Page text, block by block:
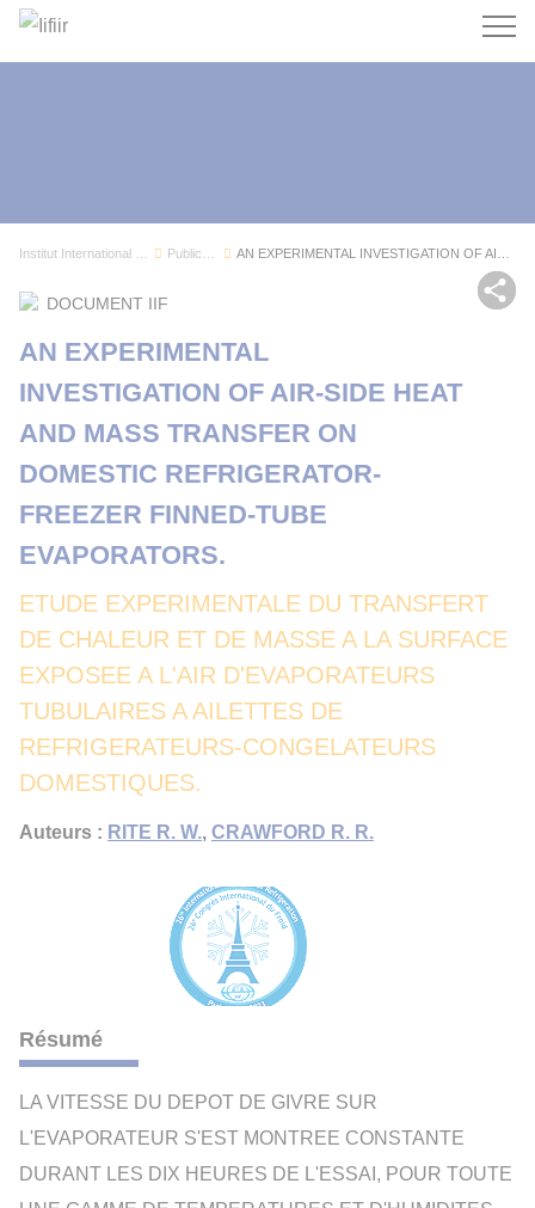
DOCUMENT IIF
ETUDE EXPERIMENTALE DU TRANSFERT
DE CHALEUR ET DE MASSE A LA SURFACE
EXPOSEE A L'AIR D'EVAPORATEURS
TUBULAIRES A AILETTES DE
REFRIGERATEURS-CONGELATEURS
DOMESTIQUES.
AN EXPERIMENTAL
INVESTIGATION OF AIR-SIDE HEAT
AND MASS TRANSFER ON
DOMESTIC REFRIGERATOR-
FREEZER FINNED-TUBE
EVAPORATORS.
Auteurs : RITE R. W., CRAWFORD R. R.
Résumé
LA VITESSE DU DEPOT DE GIVRE SUR
L'EVAPORATEUR S'EST MONTREE CONSTANTE
DURANT LES DIX HEURES DE L'ESSAI, POUR TOUTE